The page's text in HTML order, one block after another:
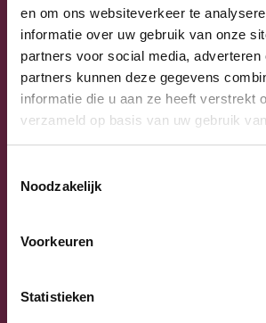
en om ons websiteverkeer te
informatie over uw gebruik van onze
partners voor social media, adverteren
partners kunnen deze gegevens
informatie die u aan ze heeft verstrekt
verzameld op basis van uw gebruik
Noodzakelijk
Voorkeuren
Statistieken
De 5 meest